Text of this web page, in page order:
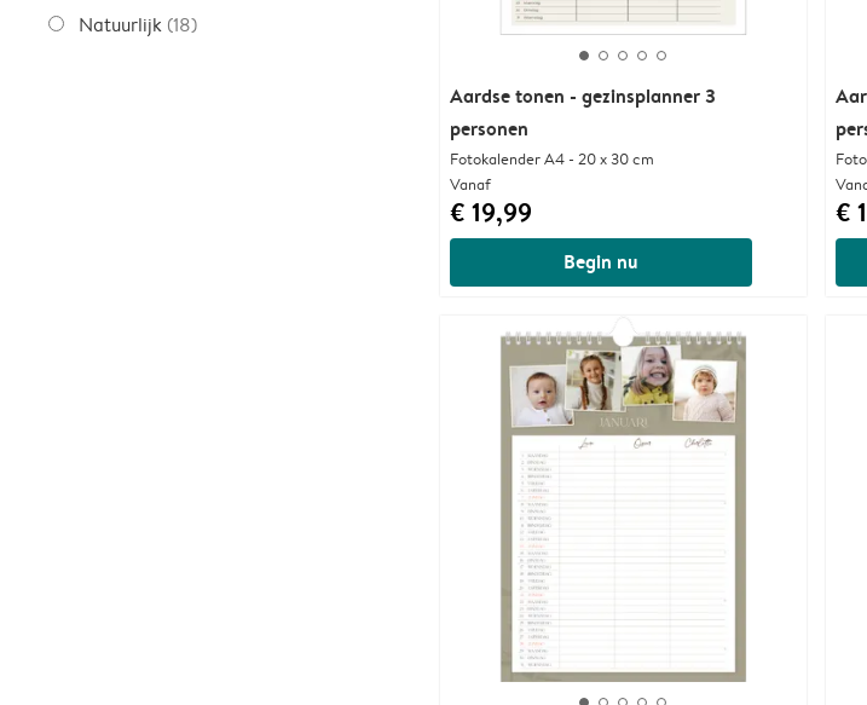
Natuurlijk (18)
Aardse tonen - gezinsplanner 3
personen
Fotokalender A4 - 20 x 30 cm
Vanaf
€ 19,99
Begin nu
€